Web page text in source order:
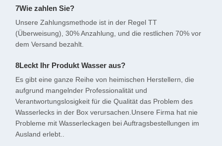
7Wie zahlen Sie?
Unsere Zahlungsmethode ist in der Regel TT
(Überweisung), 30% Anzahlung, und die restlichen 70% vor
dem Versand bezahlt.
8Leckt Ihr Produkt Wasser aus?
Es gibt eine ganze Reihe von heimischen Herstellern, die
aufgrund mangelnder Professionalität und
Verantwortungslosigkeit für die Qualität das Problem des
Wasserlecks in der Box verursachen.Unsere Firma hat nie
Probleme mit Wasserleckagen bei Auftragsbestellungen im
Ausland erlebt..